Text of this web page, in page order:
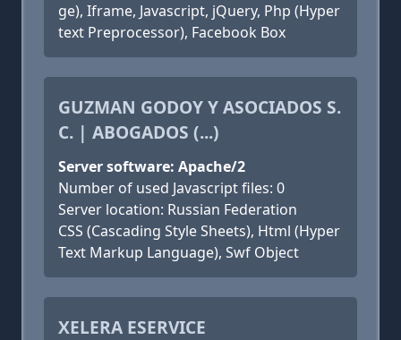
ge), Iframe, Javascript, jQuery, Php (Hyper
text Preprocessor), Facebook Box
GUZMAN GODOY Y ASOCIADOS S.
C. | ABOGADOS (...)
Server software: Apache/2
Number of used Javascript files: 0
Server location: Russian Federation
CSS (Cascading Style Sheets), Html (Hyper
Text Markup Language), Swf Object
XELERA ESERVICE